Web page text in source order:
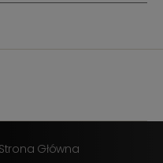
Strona Główna